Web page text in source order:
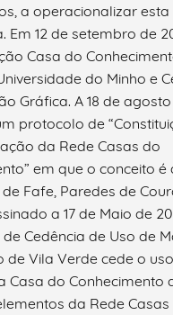
a operacionalizar esta
Em 12 de setembro de
Casa do
do Minho e
Gráfica. A 18 de agosto
protocolo de
da Rede Casas do
em que o conceito
Fafe, Paredes de
a 17 de Maio de
Cedência de Uso de
de Vila Verde cede o
Casa do Conhecimento
da Rede Casas